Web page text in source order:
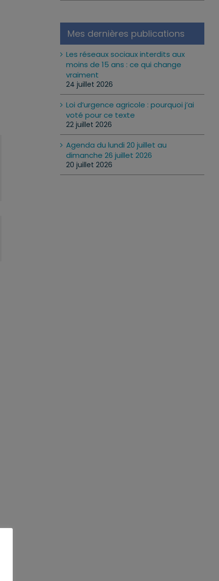
Mes dernières publications
Les réseaux sociaux interdits aux
moins de 15 ans : ce qui change
vraiment
24 juillet 2026
Loi d’urgence agricole : pourquoi j’ai
voté pour ce texte
22 juillet 2026
Agenda du lundi 20 juillet au
dimanche 26 juillet 2026
20 juillet 2026